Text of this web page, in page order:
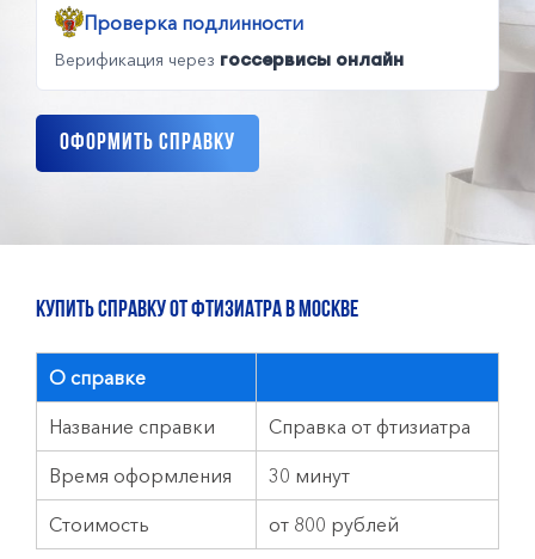
Проверка подлинности
Верификация через госсервисы онлайн
Оформить справку
КУПИТЬ СПРАВКУ ОТ ФТИЗИАТРА в Москве
О справке
Название справки Справка от фтизиатра
Время оформления 30 минут
Стоимость от 800 рублей